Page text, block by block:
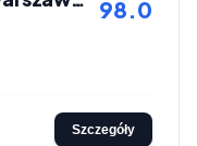
98.0
Szczegóły